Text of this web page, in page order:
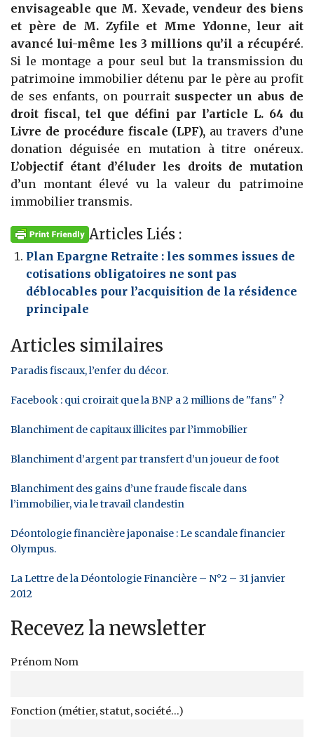
envisageable que M. Xevade, vendeur des biens
et père de M. Zyfile et Mme Ydonne, leur ait
avancé lui-même les 3 millions qu’il a récupéré.
Si le montage a pour seul but la transmission du
patrimoine immobilier détenu par le père au profit
de ses enfants, on pourrait suspecter un abus de
droit fiscal, tel que défini par l’article L. 64 du
Livre de procédure fiscale (LPF), au travers d’une
donation déguisée en mutation à titre onéreux.
L’objectif étant d’éluder les droits de mutation
d’un montant élevé vu la valeur du patrimoine
immobilier transmis.
Articles Liés :
Plan Epargne Retraite : les sommes issues de
cotisations obligatoires ne sont pas
déblocables pour l’acquisition de la résidence
principale
Articles similaires
Paradis fiscaux, l’enfer du décor.
Facebook : qui croirait que la BNP a 2 millions de "fans" ?
Blanchiment de capitaux illicites par l’immobilier
Blanchiment d’argent par transfert d’un joueur de foot
Blanchiment des gains d’une fraude fiscale dans
l’immobilier, via le travail clandestin
Déontologie financière japonaise : Le scandale financier
Olympus.
La Lettre de la Déontologie Financière – N°2 – 31 janvier
2012
Recevez la newsletter
Prénom Nom
Fonction (métier, statut, société...)